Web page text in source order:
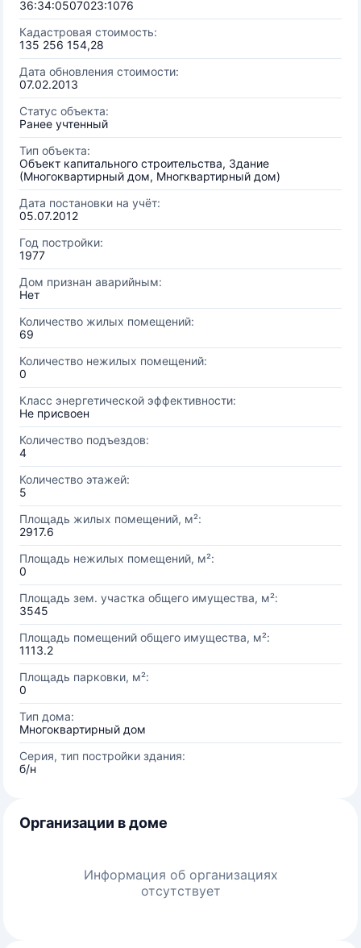
36:34:0507023:1076
Кадастровая стоимость:
135 256 154,28
Дата обновления стоимости:
07.02.2013
Статус объекта:
Ранее учтенный
Тип объекта:
Объект капитального строительства, Здание
(Многоквартирный дом, Многквартирный дом)
Дата постановки на учёт:
05.07.2012
Год постройки:
1977
Дом признан аварийным:
Нет
Количество жилых помещений:
69
Количество нежилых помещений:
0
Класс энергетической эффективности:
Не присвоен
Количество подъездов:
4
Количество этажей:
5
Площадь жилых помещений, м²:
2917.6
Площадь нежилых помещений, м²:
0
Площадь зем. участка общего имущества, м²:
3545
Площадь помещений общего имущества, м²:
1113.2
Площадь парковки, м²:
0
Тип дома:
Многоквартирный дом
Серия, тип постройки здания:
б/н
Организации в доме
Информация об организациях
отсутствует